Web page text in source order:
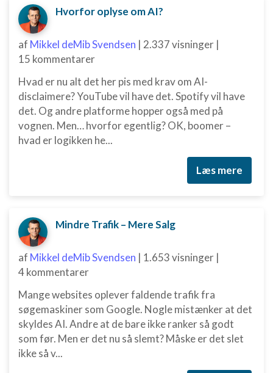
Hvorfor oplyse om AI?
af Mikkel deMib Svendsen | 2.337 visninger |
15 kommentarer
Hvad er nu alt det her pis med krav om AI-
disclaimere? YouTube vil have det. Spotify vil have
det. Og andre platforme hopper også med på
vognen. Men… hvorfor egentlig? OK, boomer –
hvad er logikken he...
Læs mere
Mindre Trafik – Mere Salg
af Mikkel deMib Svendsen | 1.653 visninger |
4 kommentarer
Mange websites oplever faldende trafik fra
søgemaskiner som Google. Nogle mistænker at det
skyldes AI. Andre at de bare ikke ranker så godt
som før. Men er det nu så slemt? Måske er det slet
ikke så v...